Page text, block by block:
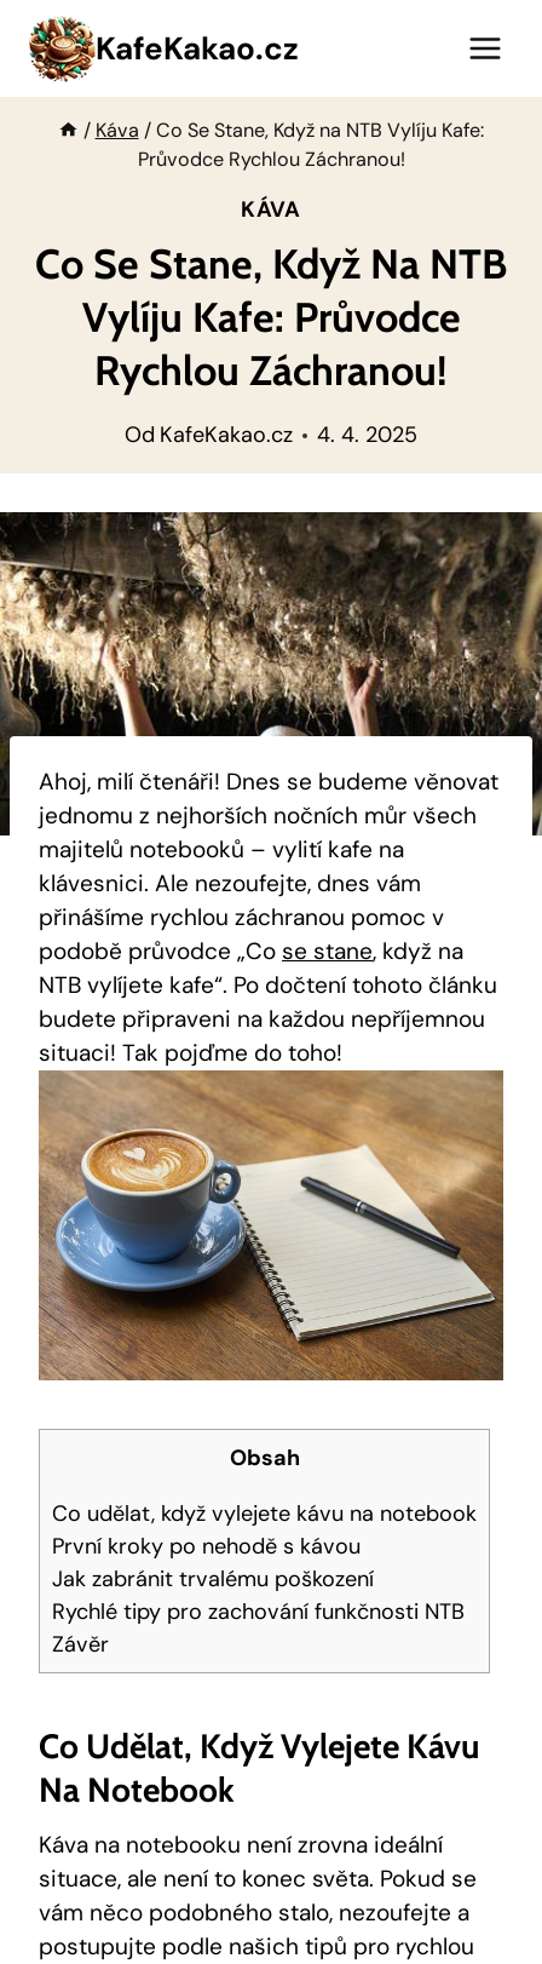
Přeskočit
obsah
KafeKakao.cz
/ Káva / Co Se Stane, Když na NTB Vylíju Kafe:
Průvodce Rychlou Záchranou!
KÁVA
Co Se Stane, Když Na NTB
Vylíju Kafe: Průvodce
Rychlou Záchranou!
Od KafeKakao.cz 4. 4. 2025
Ahoj, milí čtenáři! Dnes se budeme věnovat
jednomu z nejhorších nočních můr všech
majitelů notebooků – vylití kafe na
klávesnici. Ale nezoufejte, dnes vám
přinášíme rychlou záchranou pomoc v
podobě průvodce „Co se stane, když na
NTB vylíjete kafe“. Po dočtení tohoto článku
budete připraveni na každou nepříjemnou
situaci! Tak pojďme do toho!
Obsah
Co udělat, když vylejete kávu na notebook
První kroky po nehodě s kávou
Jak zabránit trvalému poškození
Rychlé tipy pro zachování funkčnosti NTB
Závěr
Co Udělat, Když Vylejete Kávu
Na Notebook
Káva na notebooku není zrovna ideální
situace, ale není to konec světa. Pokud se
vám něco podobného stalo, nezoufejte a
postupujte podle našich tipů pro rychlou